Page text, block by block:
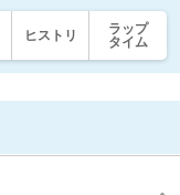
ヒストリ
ラップ
タイム